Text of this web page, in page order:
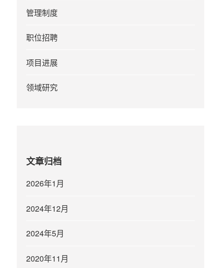
管理制度
职位招聘
项目进展
领域研究
文章归档
2026年1月
2024年12月
2024年5月
2020年11月